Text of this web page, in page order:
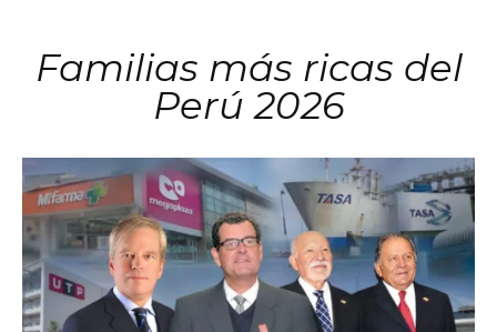
Familias más ricas del
Perú 2026